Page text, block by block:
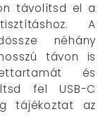
távolítsd el a
A
néhány
távon is
és
fel USB-C
tájékoztat az